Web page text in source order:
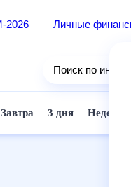
2026 Личные
Поиск по
Завтра 3 дня